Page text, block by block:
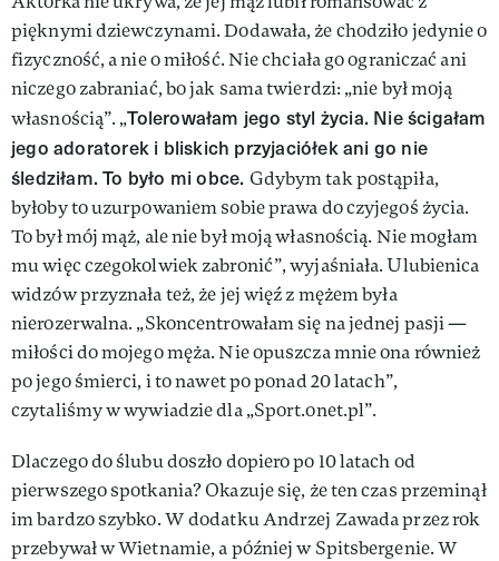
pięknymi dziewczynami. Dodawała, że chodziło jedynie o
fizyczność, a nie o miłość. Nie chciała go ograniczać ani
niczego zabraniać, bo jak sama twierdzi: „nie był moją
własnością”. „Tolerowałam jego styl życia. Nie ścigałam
jego adoratorek i bliskich przyjaciółek ani go nie
śledziłam. To było mi obce. Gdybym tak postąpiła,
byłoby to uzurpowaniem sobie prawa do czyjegoś życia.
To był mój mąż, ale nie był moją własnością. Nie mogłam
mu więc czegokolwiek zabronić”, wyjaśniała. Ulubienica
widzów przyznała też, że jej więź z mężem była
nierozerwalna. „Skoncentrowałam się na jednej pasji —
miłości do mojego męża. Nie opuszcza mnie ona również
po jego śmierci, i to nawet po ponad 20 latach”,
czytaliśmy w wywiadzie dla „Sport.onet.pl”.
Dlaczego do ślubu doszło dopiero po 10 latach od
pierwszego spotkania? Okazuje się, że ten czas przeminął
im bardzo szybko. W dodatku Andrzej Zawada przez rok
przebywał w Wietnamie, a później w Spitsbergenie. W